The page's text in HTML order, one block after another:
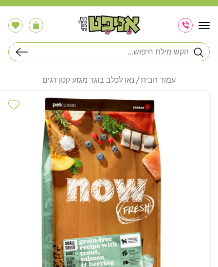
דלג
לתוכן
חיפוש
עֲגָלָההרשימה
שלי
עמוד הבית נאו לכלב בוגר מגזע קטן דגים
דלג